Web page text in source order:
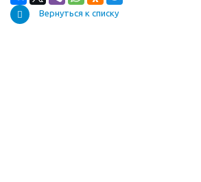
Вернуться к списку